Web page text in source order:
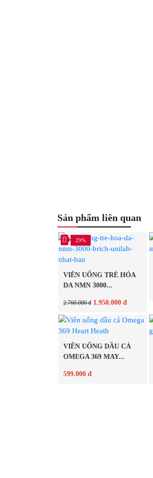
Sản phẩm liên quan
VIÊN UỐNG TRẺ HÓA
DA NMN 3000...
29%
2.760.000 đ 1.950.000 đ
Chi tiết
VIÊN UỐNG DẦU CÁ
OMEGA 369 MAY...
599.000 đ